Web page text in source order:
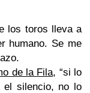
los toros lleva a
humano. Se me
de la Fila, “si lo
silencio, no lo